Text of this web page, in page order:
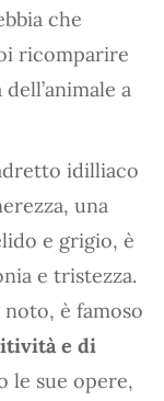
che
ricomparire
a
idilliaco
una
e grigio, è
e tristezza.
è famoso
e di
le sue opere,